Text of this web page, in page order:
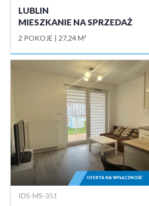
LUBLIN
MIESZKANIE NA SPRZEDAŻ
2 POKOJE 27,24 M²
IDS-MS-351
OFERTA NA WYŁĄCZNOŚĆ